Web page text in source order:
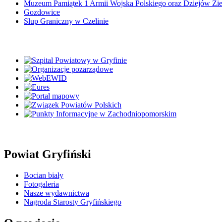
Muzeum Pamiątek 1 Armii Wojska Polskiego oraz Dziejów
Gozdowice
Słup Graniczny w Czelinie
Powiat Gryfiński
Bocian biały
Fotogaleria
Nasze wydawnictwa
Nagroda Starosty Gryfińskiego